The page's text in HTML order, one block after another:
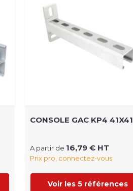
CONSOLE GAC KP4 41X41
A partir de 16,79 € HT
Prix pro, connectez-vous
Voir les 5 références